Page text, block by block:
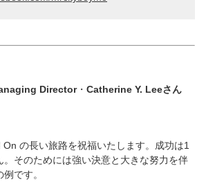
Director・ Catherine Y. Leeさん
On の長い旅路を祝福いたします。成功は1
。そのためには強い決意と大きな努力を伴
です。